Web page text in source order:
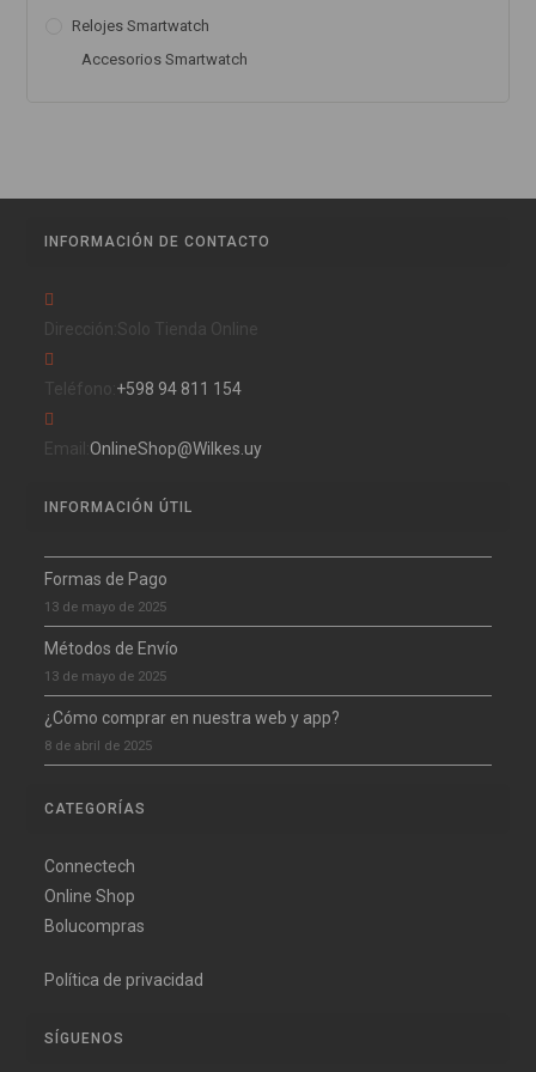
Relojes Smartwatch
Accesorios Smartwatch
INFORMACIÓN DE CONTACTO
‪+598 94 811 154‬
Email:OnlineShop@Wilkes.uy
INFORMACIÓN ÚTIL
Formas de Pago
13 de mayo de 2025
Métodos de Envío
13 de mayo de 2025
¿Cómo comprar en nuestra web y app?
8 de abril de 2025
CATEGORÍAS
Connectech
Online Shop
Bolucompras
Política de privacidad
SÍGUENOS